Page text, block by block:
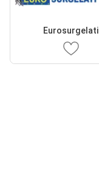
Eurosurgelati